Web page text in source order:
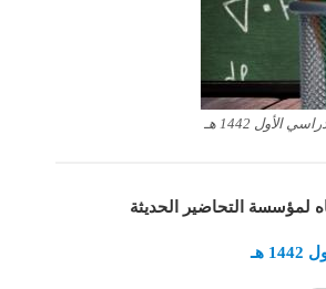
1442 هـ
لمؤسسة التحاضير الحديثة